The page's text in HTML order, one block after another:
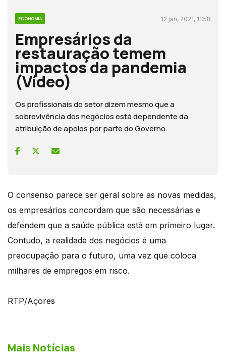
ECONOMIA 12 jan, 2021, 11:58
Empresários da
restauração temem
impactos da pandemia
(Vídeo)
Os profissionais do setor dizem mesmo que a
sobrevivência dos negócios está dependente da
atribuição de apoios por parte do Governo.
O consenso parece ser geral sobre as novas medidas,
os empresários concordam que são necessárias e
defendem que a saúde pública está em primeiro lugar.
Contudo, a realidade dos negócios é uma
preocupação para o futuro, uma vez que coloca
milhares de empregos em risco.
RTP/Açores
Mais Notícias